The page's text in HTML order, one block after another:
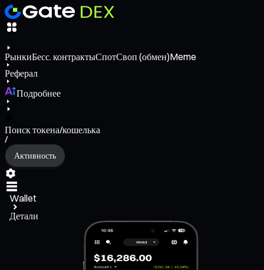
РынкиБесс. контрактыСпотСвоп (обмен)Meme
Реферал
Подробнее
Поиск токена/кошелька
/
Активность
Wallet
Детали